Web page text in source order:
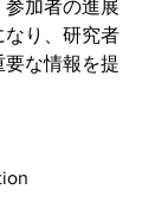
参加者の進展
なり、研究者
な情報を提